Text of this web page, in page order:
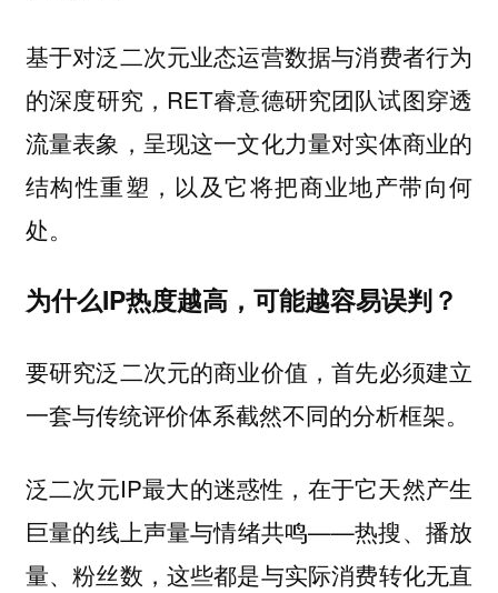
基于对泛二次元业态运营数据与消费者行为
的深度研究，RET睿意德研究团队试图穿透
流量表象，呈现这一文化力量对实体商业的
结构性重塑，以及它将把商业地产带向何
处。
为什么IP热度越高，可能越容易误判？
要研究泛二次元的商业价值，首先必须建立
一套与传统评价体系截然不同的分析框架。
泛二次元IP最大的迷惑性，在于它天然产生
巨量的线上声量与情绪共鸣——热搜、播放
量、粉丝数，这些都是与实际消费转化无直